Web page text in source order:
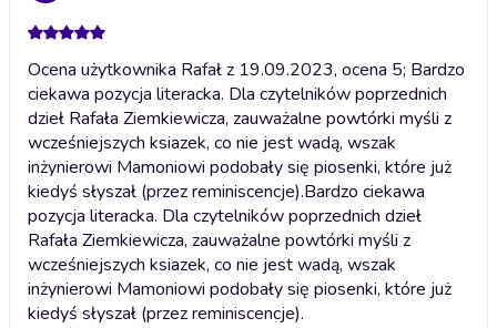
Ocena użytkownika Rafał z 19.09.2023, ocena 5; Bardzo
ciekawa pozycja literacka. Dla czytelników poprzednich
dzieł Rafała Ziemkiewicza, zauważalne powtórki myśli z
wcześniejszych ksiazek, co nie jest wadą, wszak
inżynierowi Mamoniowi podobały się piosenki, które już
kiedyś słyszał (przez reminiscencje).Bardzo ciekawa
pozycja literacka. Dla czytelników poprzednich dzieł
Rafała Ziemkiewicza, zauważalne powtórki myśli z
wcześniejszych ksiazek, co nie jest wadą, wszak
inżynierowi Mamoniowi podobały się piosenki, które już
kiedyś słyszał (przez reminiscencje).